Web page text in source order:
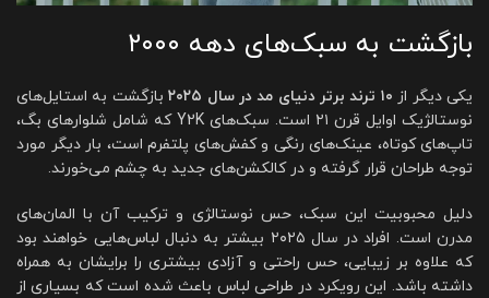
بازگشت به سبک‌های دهه ۲۰۰۰
یکی دیگر از ۱۰ ترند برتر دنیای مد در سال ۲۰۲۵
بازگشت به استایل‌های
نوستالژیک اوایل قرن ۲۱ است. سبک‌های Y2K که شامل شلوارهای بگ،
تاپ‌های کوتاه، عینک‌های رنگی و کفش‌های پلتفرم است، بار دیگر مورد
توجه طراحان قرار گرفته و در کالکشن‌های جدید به چشم می‌خورند.
دلیل محبوبیت این سبک، حس نوستالژی و ترکیب آن با المان‌های
مدرن است. افراد در سال ۲۰۲۵ بیشتر به دنبال لباس‌هایی خواهند بود
که علاوه بر زیبایی، حس راحتی و آزادی بیشتری را برایشان به همراه
داشته باشد. این رویکرد در طراحی لباس باعث شده است که بسیاری از